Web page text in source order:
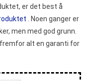
er det best å
. Noen ganger er
men med god grunn.
alt en garanti for